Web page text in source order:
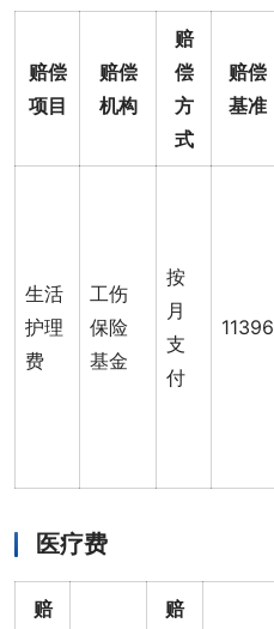
赔偿
项目
赔偿
机构
赔
偿
方
式
赔偿
基准
生活
护理
费
工伤
保险
基金
按
月
支
付
11396
医疗费
赔
赔